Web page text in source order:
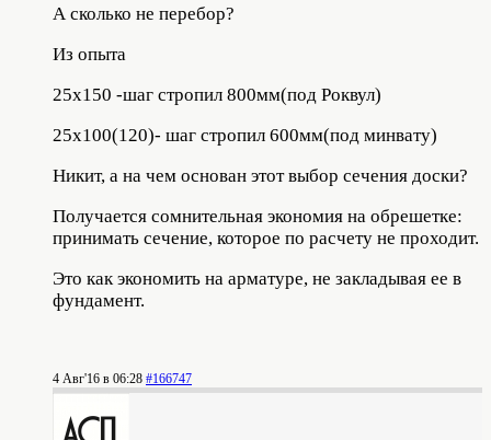
А сколько не перебор?
Из опыта
25х150 -шаг стропил 800мм(под Роквул)
25х100(120)- шаг стропил 600мм(под минвату)
Никит, а на чем основан этот выбор сечения доски?
Получается сомнительная экономия на обрешетке:
принимать сечение, которое по расчету не проходит.
Это как экономить на арматуре, не закладывая ее в
фундамент.
4 Авг'16 в 06:28 #166747